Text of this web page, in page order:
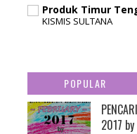
Produk Timur
KISMIS SULTANA
POPULAR
2017